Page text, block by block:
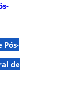
Pós-
de